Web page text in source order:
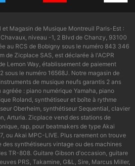
et Magasin de Musique Montreuil Paris-Est :
niveau -1, 2 Blvd de Chanzy, 93100
au RCS de Bobigny sous le numéro 843 346
de Zicplace SAS, est déclarée à l'ACPR
Lemon Way, établissement de paiement
sous le numéro 16568J. Notre magasin de
de musique neufs garantis 2 ans
: piano numérique Yamaha, piano
Roland, synthétiseur et boîte à rythme
Oberheim, synthétiseur Sequential, clavier
Arturia. Zicplace vend des stations de
rap, pour beatmakers de type Akai
ou Akai MPC-LIVE. Plus rarement on trouve
synthétiseurs vintage ou des machines
TR-808. Guitare Gibson d'occasion, guitare
PRS, Takamine, G&L, Sire, Marcus Miller,